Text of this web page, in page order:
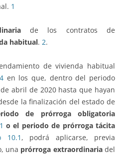
1
de los contratos de
habitual. 2.
de vivienda habitual
en los que, dentro del periodo
abril de 2020 hasta que hayan
la finalización del estado de
de prórroga obligatoria
o el periodo de prórroga tácita
10.1 , podrá aplicarse, previa
una prórroga extraordinariadel